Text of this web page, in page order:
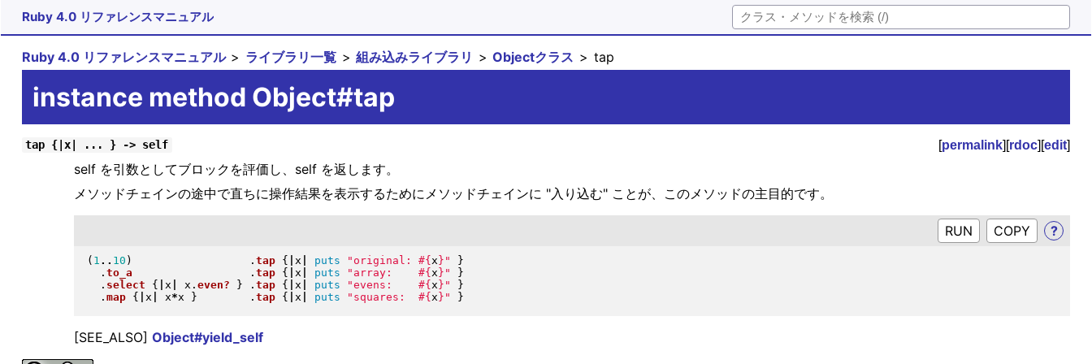
Ruby 4.0 リファレンスマニュアル
Ruby 4.0 リファレンスマニュアル ライブラリ一覧 組み込みライブラリ Objectクラス tap
instance method Object#tap
tap {|x| ... } -> self [permalink][rdoc][edit]
self を引数としてブロックを評価し、self を返します。
メソッドチェインの途中で直ちに操作結果を表示するためにメソッドチェインに "入り込む" ことが、このメソッドの主目的です。
RUN ?
( 1 .. 10 ) . tap { x puts " original: #{ x } "
}
. to_a . tap { x puts " array: #{ x } "
}
. select { x x . even? } . tap { x puts "evens: #{ x } "
}
. map { x x*x } . tap { x puts " squares: #{ x } " }
[SEE_ALSO] Object#yield_self